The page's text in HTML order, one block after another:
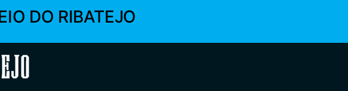
DO RIBATEJO